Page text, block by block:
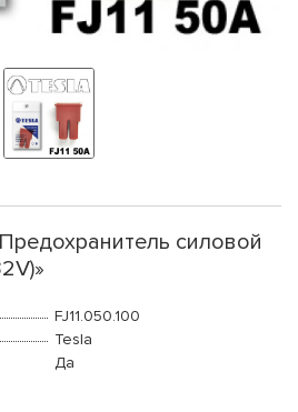
силовой
FJ11.050.100
Tesla
Да